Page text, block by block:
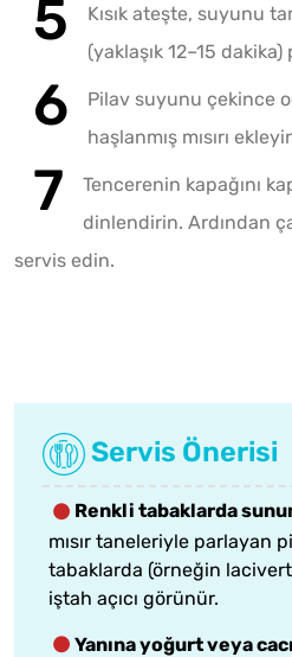
Kısık ateşte, suyunu
(yaklaşık 12–15 dakika)
Pilav suyunu çekince
haşlanmış mısırı
Tencerenin kapağını
dinlendirin. Ardından
servis edin.
Servis Önerisi
Renkli tabaklarda
mısır taneleriyle parlayan
tabaklarda (örneğin
iştah açıcı görünür.
Yanına yoğurt veya